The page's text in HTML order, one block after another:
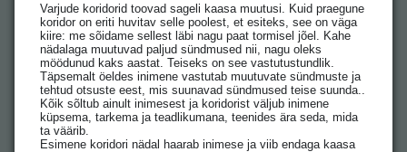
Varjude koridorid toovad sageli kaasa muutusi. Kuid praegune
koridor on eriti huvitav selle poolest, et esiteks, see on väga
kiire: me sõidame sellest läbi nagu paat tormisel jõel. Kahe
nädalaga muutuvad paljud sündmused nii, nagu oleks
möödunud kaks aastat. Teiseks on see vastutustundlik.
Täpsemalt öeldes inimene vastutab muutuvate sündmuste ja
tehtud otsuste eest, mis suunavad sündmused teise suunda..
Kõik sõltub ainult inimesest ja koridorist väljub inimene
küpsema, tarkema ja teadlikumana, teenides ära seda, mida
ta väärib.
Esimene koridori nädal haarab inimese ja viib endaga kaasa